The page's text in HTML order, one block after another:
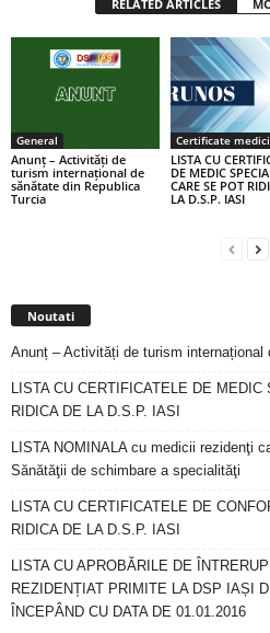
RELATED ARTICLES
General
Anunț – Activități de
turism internațional de
sănătate din Republica
Turcia
LISTA CU
DE MEDIC
CARE SE POT
LA D.S.P. IASI
Noutati
Anunț – Activități de turism internațional
LISTA CU CERTIFICATELE DE
RIDICA DE LA D.S.P. IASI
LISTA NOMINALA cu medicii rezidenţi
Sănătăţii de schimbare a specialităţi
LISTA CU CERTIFICATELE DE
RIDICA DE LA D.S.P. IASI
LISTA CU APROBĂRILE DE
REZIDENȚIAT PRIMITE LA DSP IAȘI
ÎNCEPÂND CU DATA DE 01.01.2016